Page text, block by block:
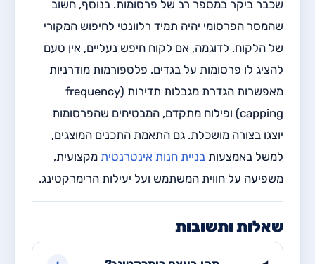
שכבר ביקר במספר רב של פרסומות. בנוסף, חשוב
שהמסר הפרסומי יהיה תמיד רלוונטי לחיפוש המקורי
של הלקוח. לדוגמה, אם לקוח חיפש נעליים, אין טעם
להציג לו פרסומות על בגדים. פלטפורמות מודרניות
מאפשרות הגדרת מגבלות תדירות (frequency
capping) ופילוח מתקדם, המבטיחים שהפרסומות
יוצגו בצורה מושכלת. גם התאמת התכנים המוצגים,
למשל באמצעות בניית חנות אינטרנטית מקצועית,
משפיעה על חווית המשתמש ועל יעילות הרימרקטינג.
שאלות ותשובות